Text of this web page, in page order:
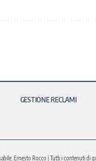
GESTIONE RECLAMI
Ernesto Rocco | Tutti i contenuti di